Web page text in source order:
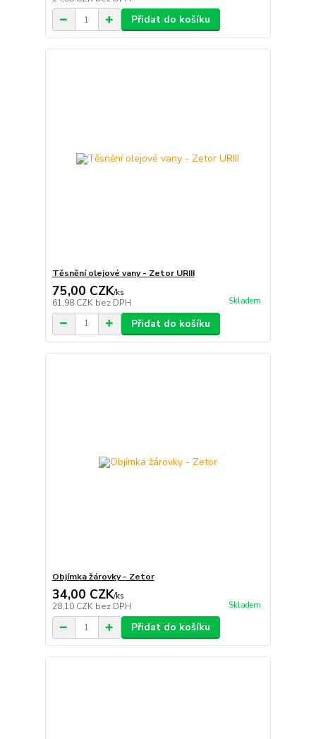
Přidat do košíku
Těsnění olejové vany - Zetor URIII
75,00 CZK/ks
61,98 CZK bez DPH Skladem
Přidat do košíku
Objímka žárovky - Zetor
34,00 CZK/ks
28,10 CZK bez DPH Skladem
Přidat do košíku